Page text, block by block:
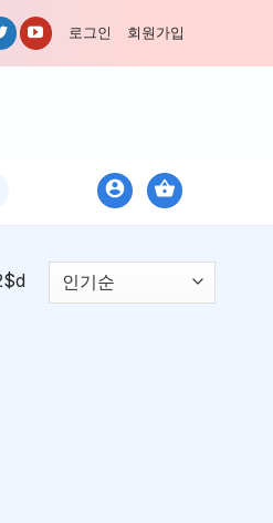
로그인 회원가입